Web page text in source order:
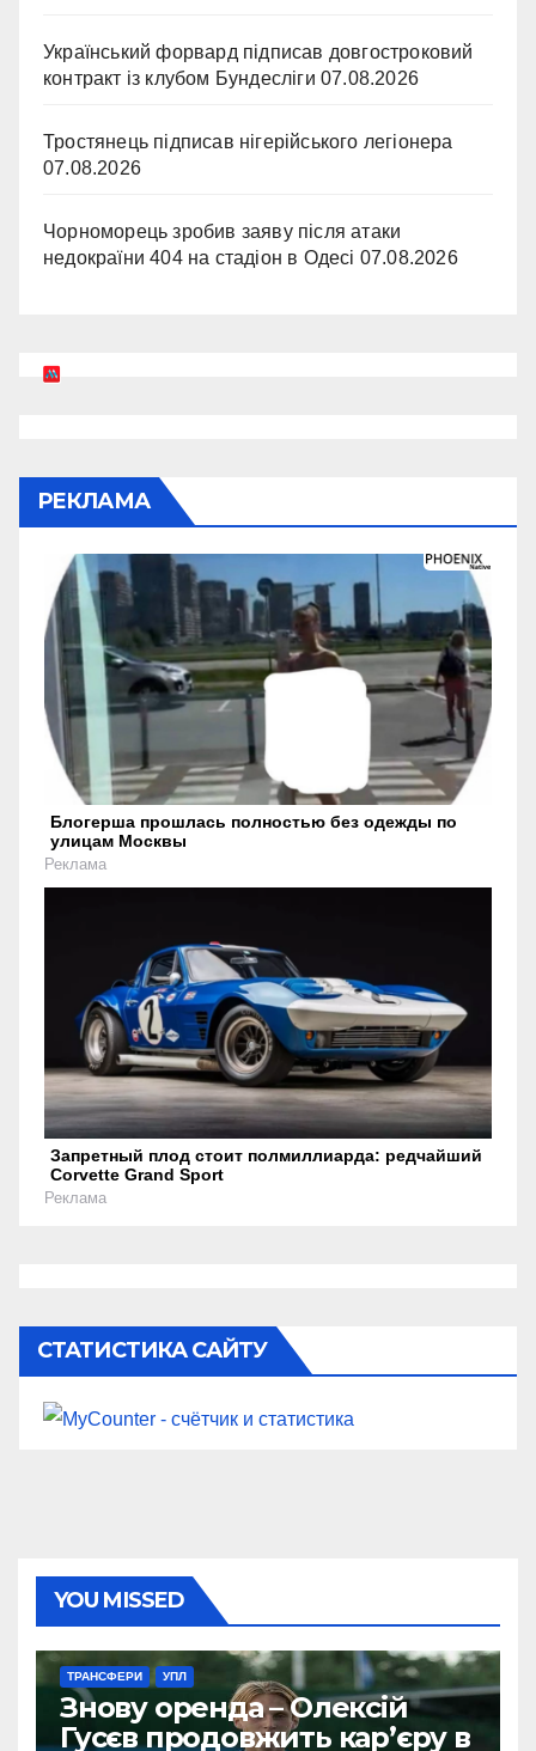
Український форвард підписав довгостроковий
контракт із клубом Бундесліги 07.08.2026
Тростянець підписав нігерійського легіонера
07.08.2026
Чорноморець зробив заяву після атаки
недокраїни 404 на стадіон в Одесі 07.08.2026
РЕКЛАМА
Блогерша прошлась полностью без одежды по
улицам Москвы
Реклама
Запретный плод стоит полмиллиарда: редчайший
Corvette Grand Sport
Реклама
СТАТИСТИКА САЙТУ
YOU MISSED
ТРАНСФЕРИ УПЛ
Знову оренда – Олексій
Гусєв продовжить кар’єру в